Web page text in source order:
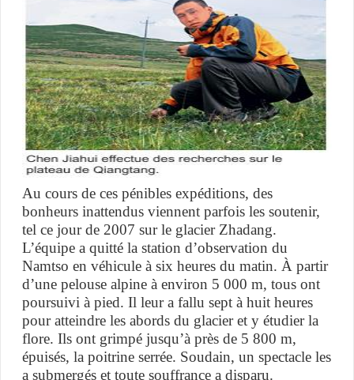
Au cours de ces pénibles expéditions, des
bonheurs inattendus viennent parfois les soutenir,
tel ce jour de 2007 sur le glacier Zhadang.
L’équipe a quitté la station d’observation du
Namtso en véhicule à six heures du matin. À partir
d’une pelouse alpine à environ 5 000 m, tous ont
poursuivi à pied. Il leur a fallu sept à huit heures
pour atteindre les abords du glacier et y étudier la
flore. Ils ont grimpé jusqu’à près de 5 800 m,
épuisés, la poitrine serrée. Soudain, un spectacle les
a submergés et toute souffrance a disparu.